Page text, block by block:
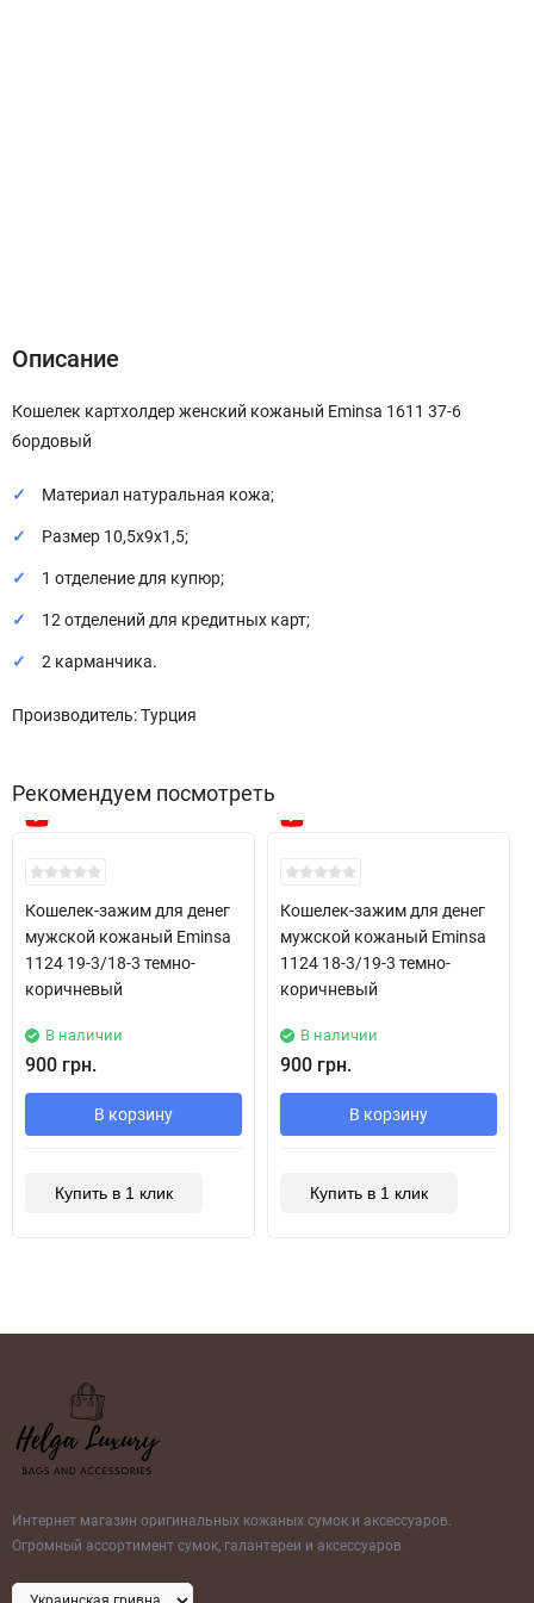
Описание
Кошелек картхолдер женский кожаный Eminsa 1611 37-6
бордовый
Материал натуральная кожа;
Размер 10,5х9х1,5;
1 отделение для купюр;
12 отделений для кредитных карт;
2 карманчика.
Производитель: Турция
Рекомендуем посмотреть
New!
Кошелек-зажим для денег
мужской кожаный Eminsa
1124 19-3/18-3 темно-
коричневый
В наличии
900 грн.
В корзину
Купить в 1 клик
New!
Кошелек-зажим для денег
мужской кожаный Eminsa
1124 18-3/19-3 темно-
коричневый
В наличии
900 грн.
В корзину
Купить в 1 клик
Интернет магазин оригинальных кожаных сумок и аксессуаров.
Огромный ассортимент сумок, галантереи и аксессуаров